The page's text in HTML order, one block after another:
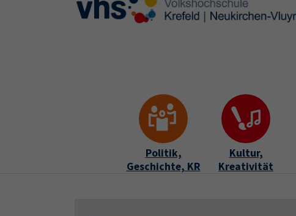
Skip to main content
Skip to page footer
Politik,
Geschichte, KR
Kultur,
Kreativität